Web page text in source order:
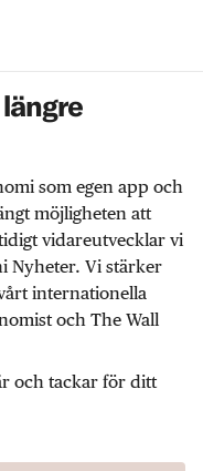
som egen app och
möjligheten att
vidareutvecklar vi
Nyheter. Vi stärker
internationella
och The Wall
och tackar för ditt